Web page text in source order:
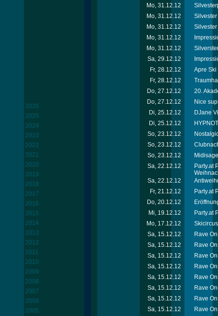
2026
2025
2024
2023
2022
2021
2020
2019
2018
2017
2016
2015
2014
2013
2012
2011
2010
2009
2008
2007
2006
2005
Mo, 31.12.12
Mo, 31.12.12
Mo, 31.12.12
Mo, 31.12.12
Mo, 31.12.12
Sa, 29.12.12
Fr, 28.12.12
Apre Ski
Fr, 28.12.12
Do, 27.12.12
20.
Do, 27.12.12
Nice
Di, 25.12.12
DJane
Di, 25.12.12
So, 23.12.12
So, 23.12.12
So, 23.12.12
Sa, 22.12.12
Party.at
Sa, 22.12.12
Fr, 21.12.12
Party.at
Do, 20.12.12
Mi, 19.12.12
Party.at
Mo, 17.12.12
Sa, 15.12.12
Rave
Sa, 15.12.12
Rave
Sa, 15.12.12
Rave
Sa, 15.12.12
Rave
Sa, 15.12.12
Rave
Sa, 15.12.12
Rave
Sa, 15.12.12
Rave
Sa, 15.12.12
Rave